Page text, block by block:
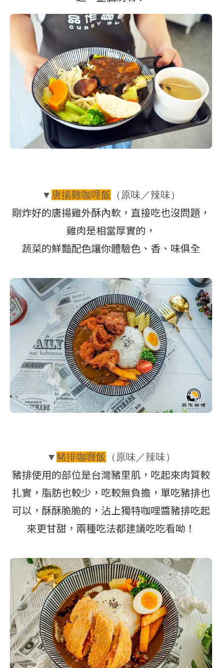
▼ 唐揚雞咖哩飯 （ 原味／辣味）
剛炸好的唐揚雞外酥內軟，直接吃也沒問題，
雞肉是相當厚實的，
蔬菜的鮮豔配色讓你體驗色、香、味俱全
▼ 豬排咖喱飯 （ 原味／辣味）
豬排使用的部位是台灣豬里肌，吃起來肉質較
扎實，脂肪也較少，吃較無負擔，單吃豬排也
可以，酥酥脆脆的，沾上獨特咖哩醬豬排吃起
來更甘甜，兩種吃法都建議吃吃看呦！